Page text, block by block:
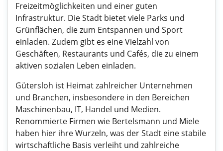
Freizeitmöglichkeiten und einer guten
Infrastruktur. Die Stadt bietet viele Parks und
Grünflächen, die zum Entspannen und Sport
einladen. Zudem gibt es eine Vielzahl von
Geschäften, Restaurants und Cafés, die zu einem
aktiven sozialen Leben einladen.
Gütersloh ist Heimat zahlreicher Unternehmen
und Branchen, insbesondere in den Bereichen
Maschinenbau, IT, Handel und Medien.
Renommierte Firmen wie Bertelsmann und Miele
haben hier ihre Wurzeln, was der Stadt eine stabile
wirtschaftliche Basis verleiht und zahlreiche